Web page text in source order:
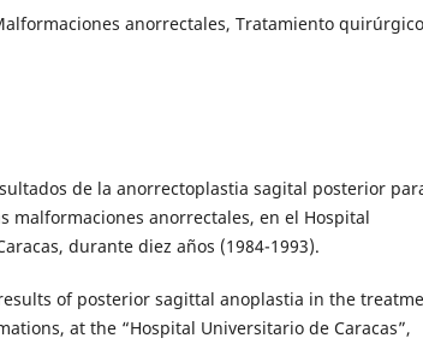
anorrectales, Tratamiento quirúrgico
de la anorrectoplastia sagital posterior
malformaciones anorrectales, en el Hospital
durante diez años (1984-1993).
of posterior sagittal anoplastia in the
at the “Hospital Universitario de Caracas”,